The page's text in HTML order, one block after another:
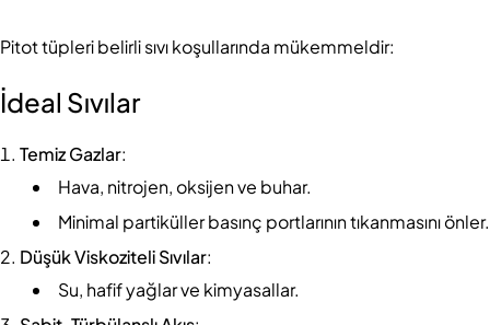
Pitot tüpleri belirli sıvı koşullarında mükemmeldir:
İdeal Sıvılar
Temiz Gazlar:
Hava, nitrojen, oksijen ve buhar.
Minimal partiküller basınç portlarının tıkanmasını önler.
Düşük Viskoziteli Sıvılar:
Su, hafif yağlar ve kimyasallar.